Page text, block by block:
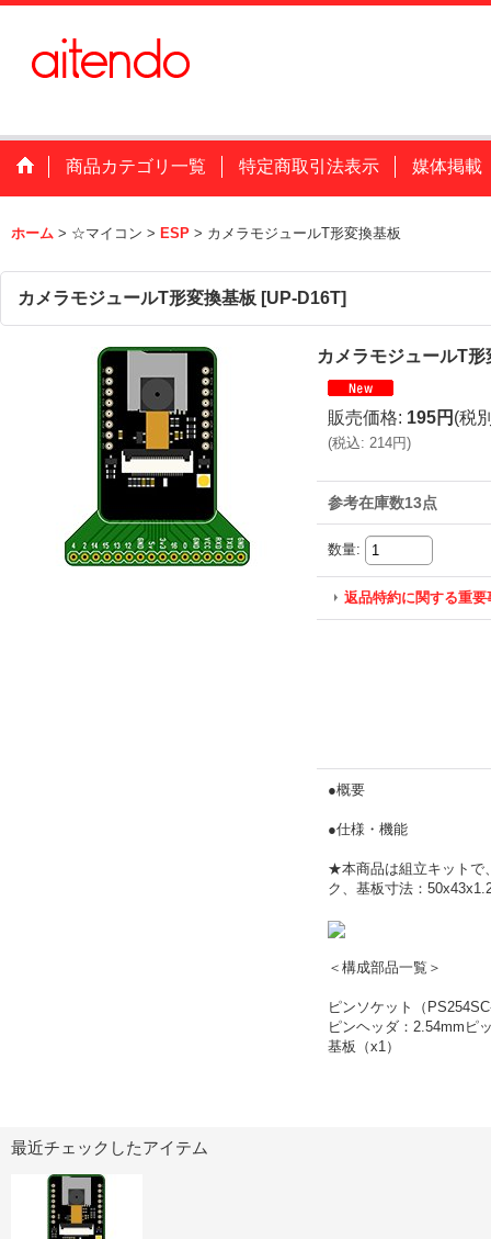
商品カテゴリ一覧 特定商取引法表示 媒体掲載
ホーム > ☆マイコン > ESP > カメラモジュールT形変換基板
カメラモジュールT形変換基板 [UP-D16T]
カメラモジュールT形
販売価格: 195円 (税
(税込: 214円)
参考在庫数13点
数量:
返品特約に関する重要
●概要
●仕様・機能
★本商品は組立キットで
ク、基板寸法：
＜構成部品一覧＞
ピンソケット（
ピンヘッダ：2.54mmピ
基板（x1）
最近チェックしたアイテム